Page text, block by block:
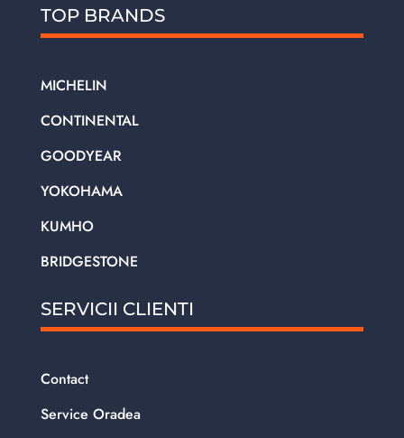
TOP BRANDS
MICHELIN
CONTINENTAL
GOODYEAR
YOKOHAMA
KUMHO
BRIDGESTONE
SERVICII CLIENTI
Contact
Service Oradea